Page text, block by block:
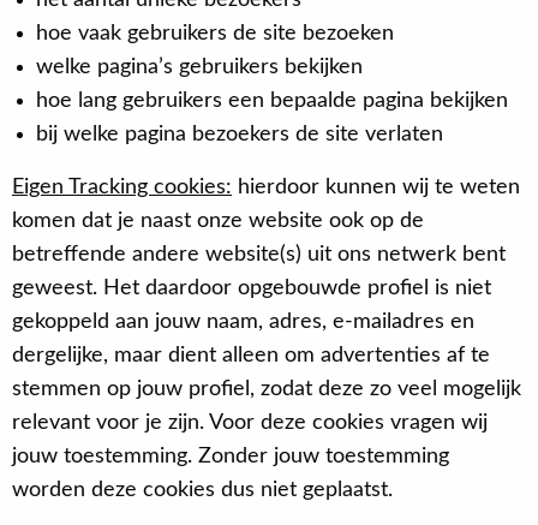
hoe vaak gebruikers de site bezoeken
welke pagina’s gebruikers bekijken
hoe lang gebruikers een bepaalde pagina bekijken
bij welke pagina bezoekers de site verlaten
Eigen Tracking cookies: hierdoor kunnen wij te weten
komen dat je naast onze website ook op de
betreffende andere website(s) uit ons netwerk bent
geweest. Het daardoor opgebouwde profiel is niet
gekoppeld aan jouw naam, adres, e-mailadres en
dergelijke, maar dient alleen om advertenties af te
stemmen op jouw profiel, zodat deze zo veel mogelijk
relevant voor je zijn. Voor deze cookies vragen wij
jouw toestemming. Zonder jouw toestemming
worden deze cookies dus niet geplaatst.